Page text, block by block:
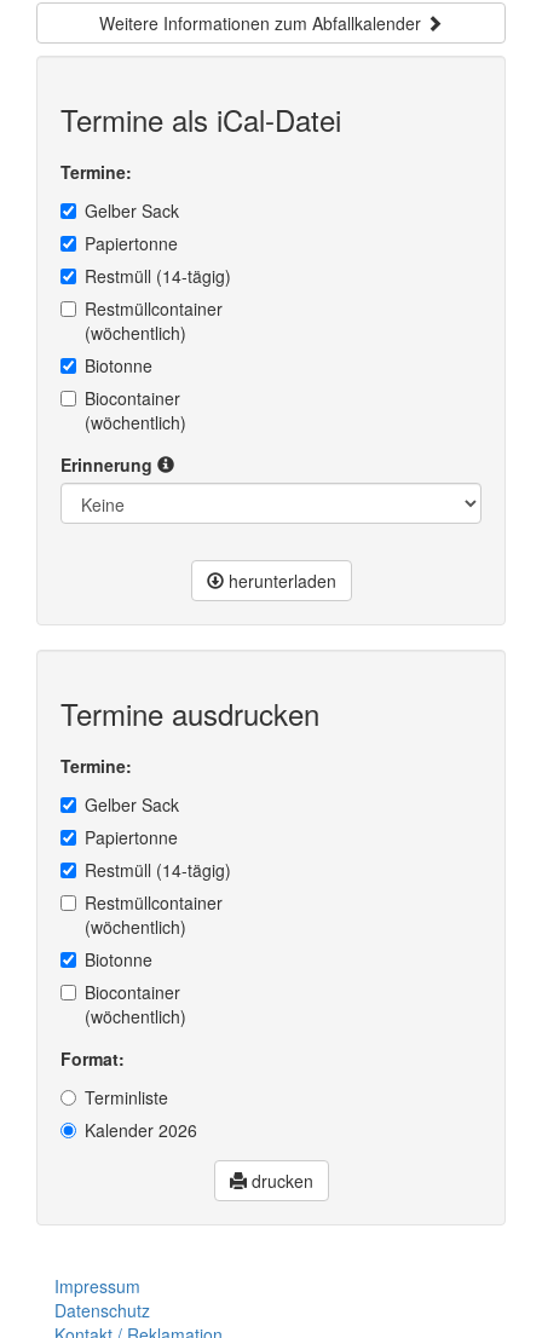
Weitere Informationen zum Abfallkalender
Termine als iCal-Datei
Termine:
Gelber Sack
Papiertonne
Restmüll (14-tägig)
Restmüllcontainer
(wöchentlich)
Biotonne
Biocontainer
(wöchentlich)
Erinnerung
herunterladen
Termine ausdrucken
Termine:
Gelber Sack
Papiertonne
Restmüll (14-tägig)
Restmüllcontainer
(wöchentlich)
Biotonne
Biocontainer
(wöchentlich)
Format:
Terminliste
Kalender 2026
drucken
Impressum
Datenschutz